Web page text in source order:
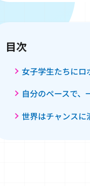
目次
女子学生たちにロ
自分のペースで
世界はチャンスに